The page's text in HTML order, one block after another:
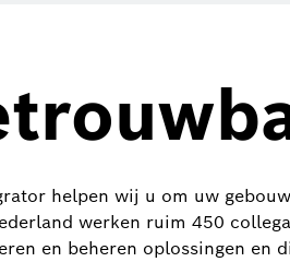
helpen wij u om uw
werken ruim 450
en beheren oplossingen en